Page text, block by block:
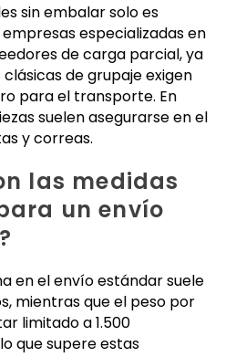
sin embalar solo es
especializadas en
de carga parcial, ya
de grupaje exigen
para el transporte. En
suelen asegurarse en el
y correas.
las medidas
un envío
en el envío estándar suele
mientras que el peso por
limitado a 1.500
que supere estas